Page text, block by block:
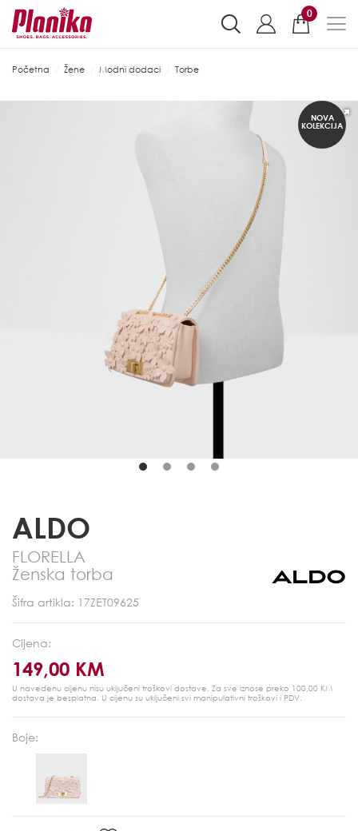
0
Početna Žene Modni dodaci Torbe
NOVA
KOLEKCIJA
ALDO
FLORELLA
Ženska torba
Šifra artikla: 17ZET09625
Cijena:
149,00 KM
U navedenu cijenu nisu uključeni troškovi dostave. Za sve iznose preko 100,00 KM
dostava je besplatna. U cijenu su uključeni svi manipulativni troškovi i PDV.
Boje: